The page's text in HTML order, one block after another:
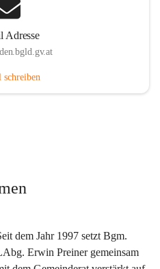
Adresse
dem Jahr 1997 setzt Bgm.
Erwin Preiner gemeinsam